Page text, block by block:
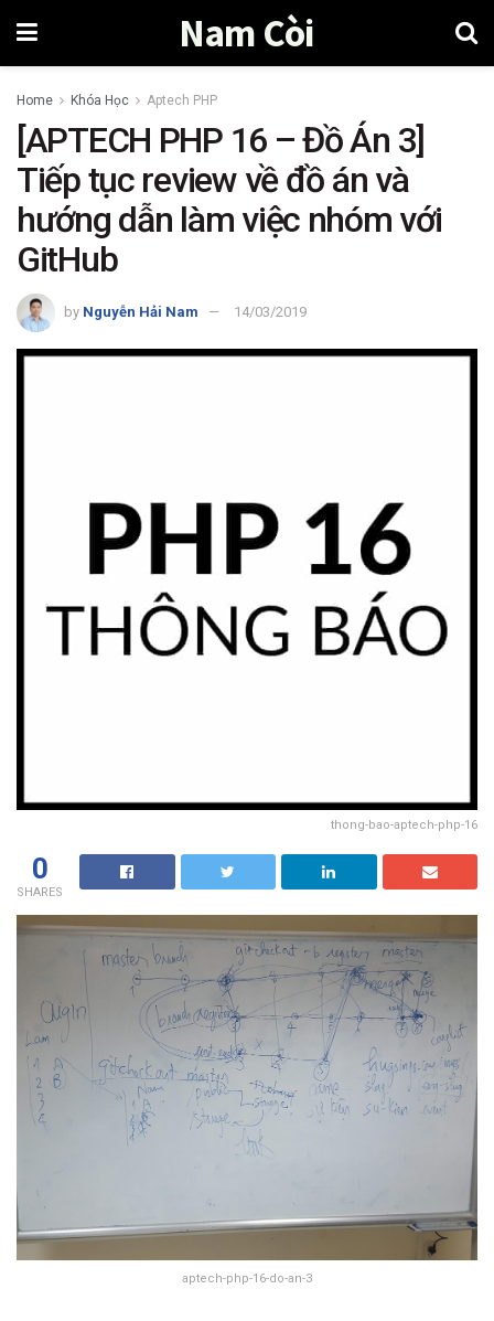
Nam Còi
Home Khóa Học Aptech PHP
[APTECH PHP 16 – Đồ Án 3]
Tiếp tục review về đồ án và
hướng dẫn làm việc nhóm với
GitHub
by Nguyễn Hải Nam 14/03/2019
thong-bao-aptech-php-16
0
SHARES
aptech-php-16-do-an-3